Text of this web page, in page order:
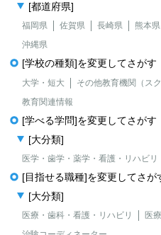
[都道府県]
福岡県 佐賀県 長崎県 熊本県
沖縄県
[学校の種類]を変更してさがす
大学・短大 その他教育機関（スク
教育関連情報
[学べる学問]を変更してさがす
[大分類]
医学・歯学・薬学・看護・リハビリ
[目指せる職種]を変更してさが
[大分類]
医療・歯科・看護・リハビリ 医